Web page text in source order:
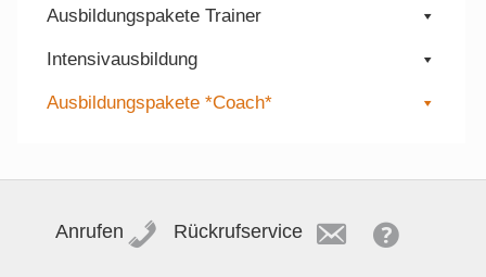
Ausbildungspakete Trainer
Intensivausbildung
Ausbildungspakete *Coach*
Anrufen Rückrufservice